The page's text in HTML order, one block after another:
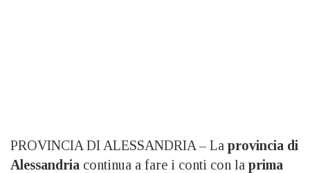
PROVINCIA DI ALESSANDRIA – La provincia di
Alessandria continua a fare i conti con la prima